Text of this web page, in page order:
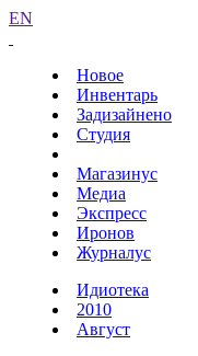
EN
Новое
Инвентарь
Задизайнено
Студия
Магазинус
Медиа
Экспресс
Иронов
Журналус
Идиотека
2010
Август